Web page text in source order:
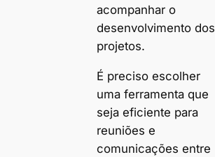
acompanhar o
desenvolvimento dos
projetos.
É preciso escolher
uma ferramenta que
seja eficiente para
reuniões e
comunicações entre